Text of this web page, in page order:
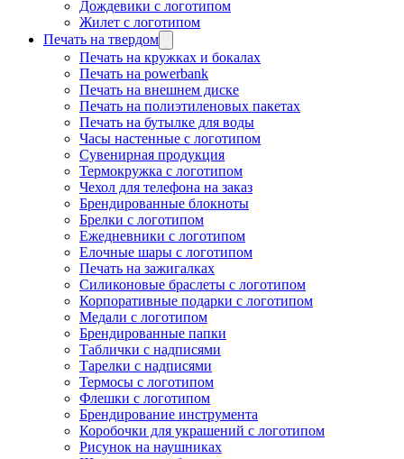
Дождевики с логотипом
Жилет с логотипом
Печать на твердом
Печать на кружках и бокалах
Печать на powerbank
Печать на внешнем диске
Печать на полиэтиленовых пакетах
Печать на бутылке для воды
Часы настенные с логотипом
Сувенирная продукция
Термокружка с логотипом
Чехол для телефона на заказ
Брендированные блокноты
Брелки с логотипом
Ежедневники с логотипом
Елочные шары с логотипом
Печать на зажигалках
Силиконовые браслеты с логотипом
Корпоративные подарки с логотипом
Медали с логотипом
Брендированные папки
Таблички с надписями
Тарелки с надписями
Термосы с логотипом
Флешки с логотипом
Брендирование инструмента
Коробочки для украшений с логотипом
Рисунок на наушниках